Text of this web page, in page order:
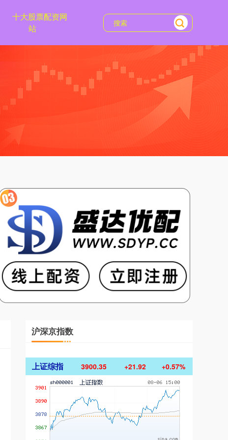
十大股票配资网
站
沪深京指数
上证综指 3900.35 +21.92 +0.57%